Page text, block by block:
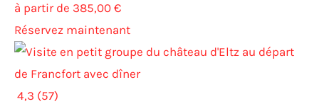
à partir de 385,00 €
Réservez maintenant
4,3 (57)